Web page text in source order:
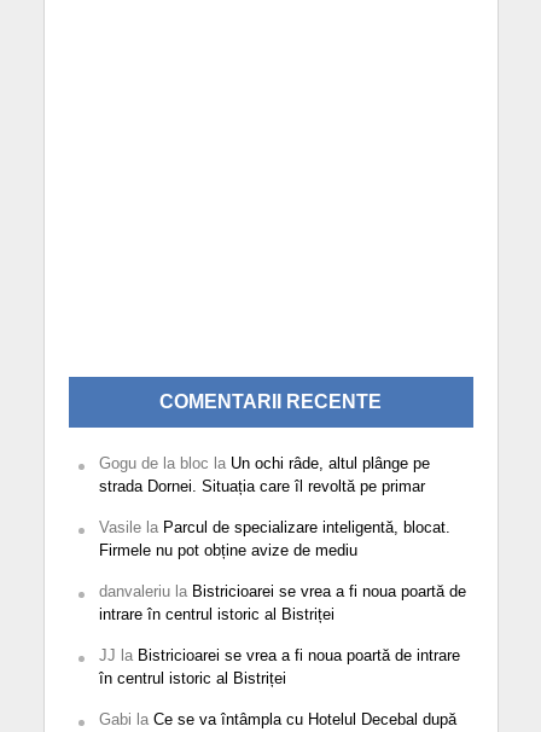
COMENTARII RECENTE
Gogu de la bloc la Un ochi râde, altul plânge pe
strada Dornei. Situația care îl revoltă pe primar
Vasilela Parcul de specializare inteligentă, blocat.
Firmele nu pot obține avize de mediu
danvaleriula Bistricioarei se vrea a fi noua poartă de
intrare în centrul istoric al Bistriței
JJ la Bistricioarei se vrea a fi noua poartă de intrare
în centrul istoric al Bistriței
Gabi la Ce se va întâmpla cu Hotelul Decebal după